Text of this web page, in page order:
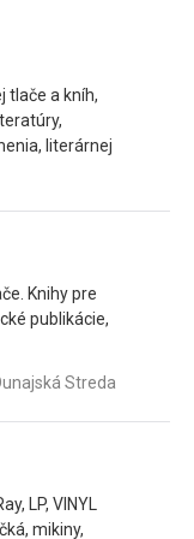
tlače a kníh,
literárnej
Knihy pre
publikácie,
Streda
LP, VINYL
mikiny,